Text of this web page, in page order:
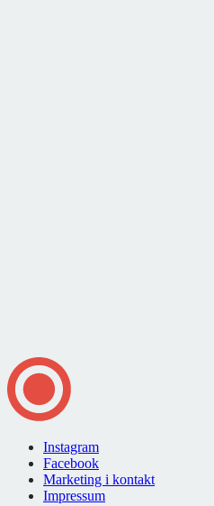
Instagram
Facebook
Marketing i kontakt
Impressum